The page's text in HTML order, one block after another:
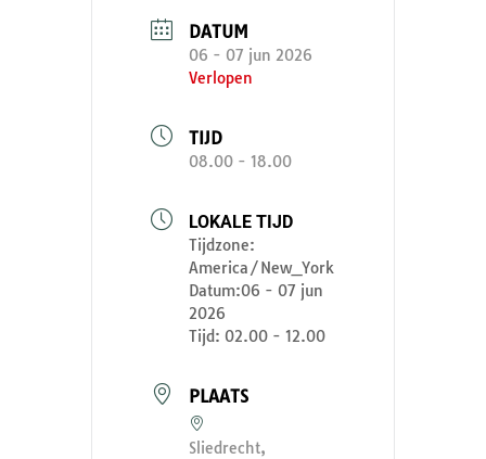
DATUM
06 - 07 jun 2026
Verlopen
TIJD
08.00 - 18.00
LOKALE TIJD
Tijdzone:
America/New_York
Datum:06 - 07 jun
2026
Tijd: 02.00 - 12.00
PLAATS
Sliedrecht,